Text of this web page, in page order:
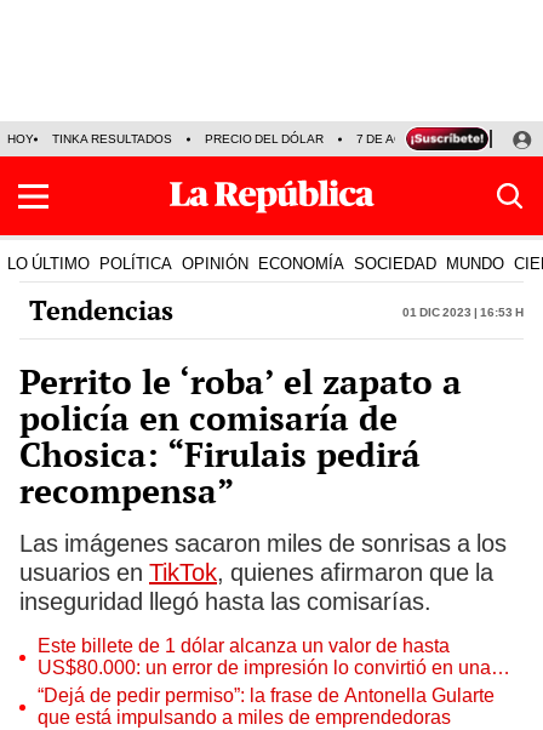
HOY TINKA RESULTADOS PRECIO DEL DÓLAR 7 DE AGOSTO OLLANTA
LO ÚLTIMO POLÍTICA OPINIÓN ECONOMÍA SOCIEDAD MUNDO
Tendencias 01 Dic 2023 | 16:53 h
Perrito le ‘roba’ el zapato a
policía en comisaría de
Chosica: “Firulais pedirá
recompensa”
Las imágenes sacaron miles de sonrisas a los
usuarios en TikTok, quienes afirmaron que la
inseguridad llegó hasta las comisarías.
Este billete de 1 dólar alcanza un valor de hasta
US$80.000: un error de impresión lo convirtió en una
pieza única que hoy buscan coleccionistas de todo el
mundo
“Dejá de pedir permiso”: la frase de Antonella Gularte
que está impulsando a miles de emprendedoras